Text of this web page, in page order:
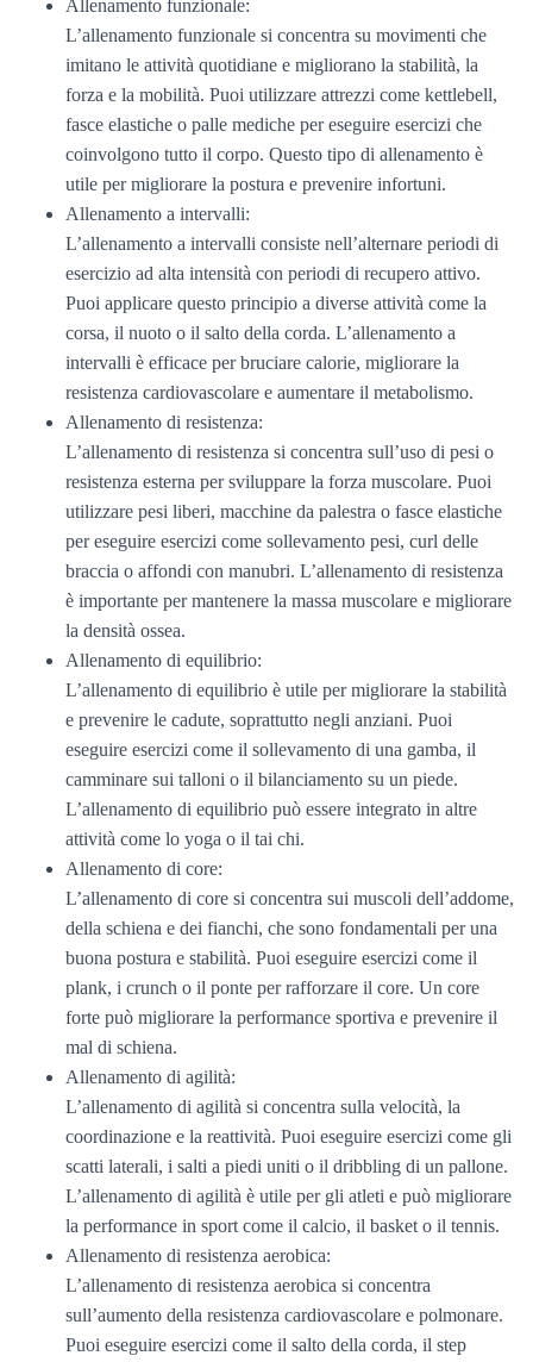
Allenamento funzionale:
L’allenamento funzionale si concentra su movimenti che
imitano le attività quotidiane e migliorano la stabilità, la
forza e la mobilità. Puoi utilizzare attrezzi come kettlebell,
fasce elastiche o palle mediche per eseguire esercizi che
coinvolgono tutto il corpo. Questo tipo di allenamento è
utile per migliorare la postura e prevenire infortuni.
Allenamento a intervalli:
L’allenamento a intervalli consiste nell’alternare periodi di
esercizio ad alta intensità con periodi di recupero attivo.
Puoi applicare questo principio a diverse attività come la
corsa, il nuoto o il salto della corda. L’allenamento a
intervalli è efficace per bruciare calorie, migliorare la
resistenza cardiovascolare e aumentare il metabolismo.
Allenamento di resistenza:
L’allenamento di resistenza si concentra sull’uso di pesi o
resistenza esterna per sviluppare la forza muscolare. Puoi
utilizzare pesi liberi, macchine da palestra o fasce elastiche
per eseguire esercizi come sollevamento pesi, curl delle
braccia o affondi con manubri. L’allenamento di resistenza
è importante per mantenere la massa muscolare e migliorare
la densità ossea.
Allenamento di equilibrio:
L’allenamento di equilibrio è utile per migliorare la stabilità
e prevenire le cadute, soprattutto negli anziani. Puoi
eseguire esercizi come il sollevamento di una gamba, il
camminare sui talloni o il bilanciamento su un piede.
L’allenamento di equilibrio può essere integrato in altre
attività come lo yoga o il tai chi.
Allenamento di core:
L’allenamento di core si concentra sui muscoli dell’addome,
della schiena e dei fianchi, che sono fondamentali per una
buona postura e stabilità. Puoi eseguire esercizi come il
plank, i crunch o il ponte per rafforzare il core. Un core
forte può migliorare la performance sportiva e prevenire il
mal di schiena.
Allenamento di agilità:
L’allenamento di agilità si concentra sulla velocità, la
coordinazione e la reattività. Puoi eseguire esercizi come gli
scatti laterali, i salti a piedi uniti o il dribbling di un pallone.
L’allenamento di agilità è utile per gli atleti e può migliorare
la performance in sport come il calcio, il basket o il tennis.
Allenamento di resistenza aerobica:
L’allenamento di resistenza aerobica si concentra
sull’aumento della resistenza cardiovascolare e polmonare.
Puoi eseguire esercizi come il salto della corda, il step